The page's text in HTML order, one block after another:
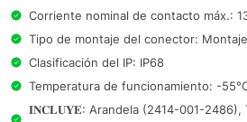
Corriente nominal de contacto máx.:
Tipo de montaje del conector:
Clasificación del IP: IP68
Temperatura de funcionamiento: -
𝐈𝐍𝐂𝐋𝐔𝐘𝐄: Arandela (2414-001-2486),